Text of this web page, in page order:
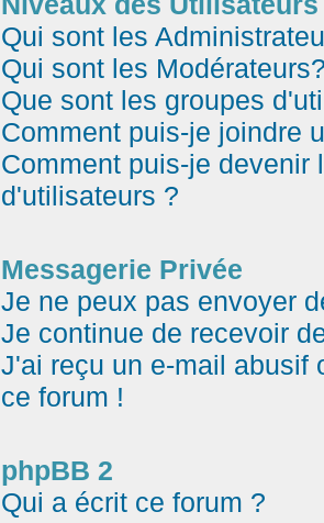
Qui sont les
Qui sont les
Que sont les groupes
Comment puis-je joindre
Comment puis-je devenir
d'utilisateurs ?
Messagerie Privée
Je ne peux pas envoyer
Je continue de recevoir
J'ai reçu un e-mail abusif
ce forum !
phpBB 2
Qui a écrit ce forum ?